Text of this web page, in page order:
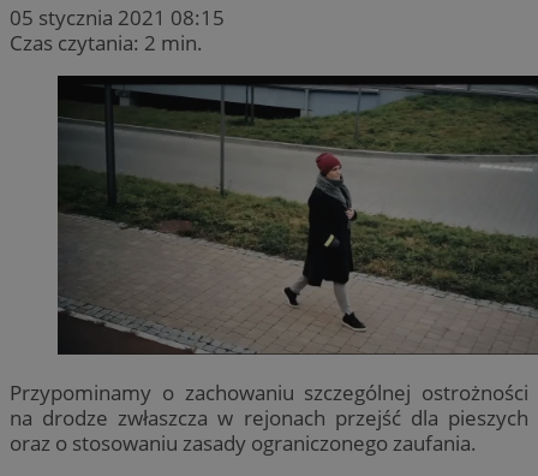
05 stycznia 2021 08:15
Czas czytania: 2 min.
Przypominamy o zachowaniu szczególnej ostrożności
na drodze zwłaszcza w rejonach przejść dla pieszych
oraz o stosowaniu zasady ograniczonego zaufania.